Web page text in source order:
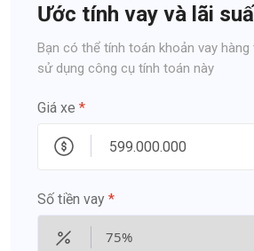
Ước tính vay và lãi
Bạn có thể tính toán khoản vay hàng
sử dụng công cụ tính toán này
Giá xe *
Số tiền vay *